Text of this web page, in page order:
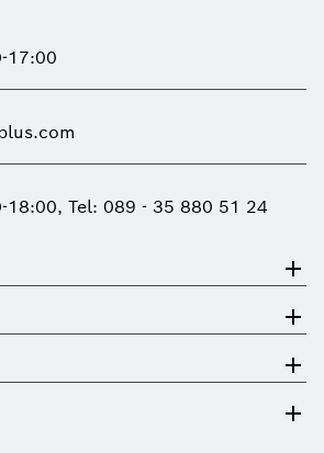
17:00
18:00, Tel: 089 - 35 880 51 24